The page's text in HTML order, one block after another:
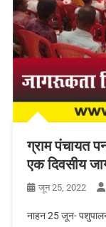
ग्राम पंचायत
एक दिवसीय
जून 25, 2022
नाहन 25 जून- पशुपालन